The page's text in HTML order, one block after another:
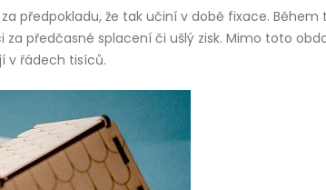
předpokladu, že tak učiní v době fixace. Během
předčasné splacení či ušlý zisk. Mimo toto
v řádech tisíců.